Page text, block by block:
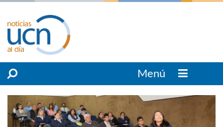
Menú